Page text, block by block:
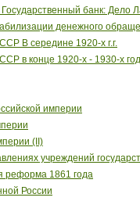
банк: Дело
денежного
В середине 1920-х г.г.
в конце 1920-х - 1930-х
империи
(II)
учреждений
реформа 1861 года
России